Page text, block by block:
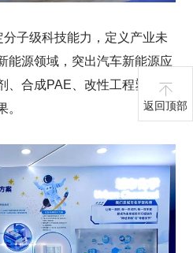
分子级科技能力，定义产业未
能源领域，突出汽车新能源应
、合成PAE、改性工程塑料等
。
返回顶部